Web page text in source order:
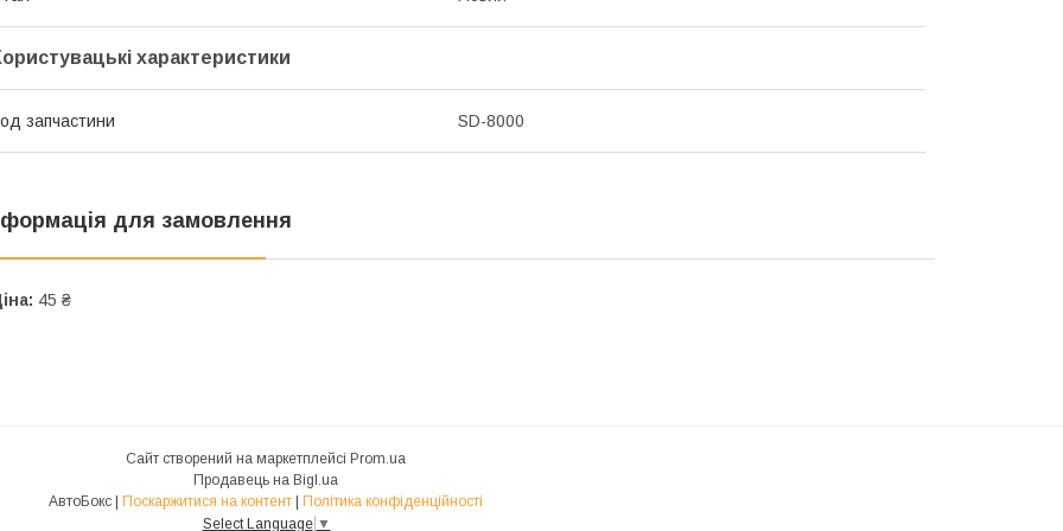
характеристики
запчастини SD-8000
для замовлення
45 ₴
Сайт створений на маркетплейсі Prom.ua
Продавець на Bigl.ua
АвтоБокс | Поскаржитися на контент | Політика конфіденційності
Select Language ▼